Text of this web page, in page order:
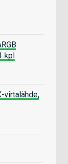
kpl
virtalähde,